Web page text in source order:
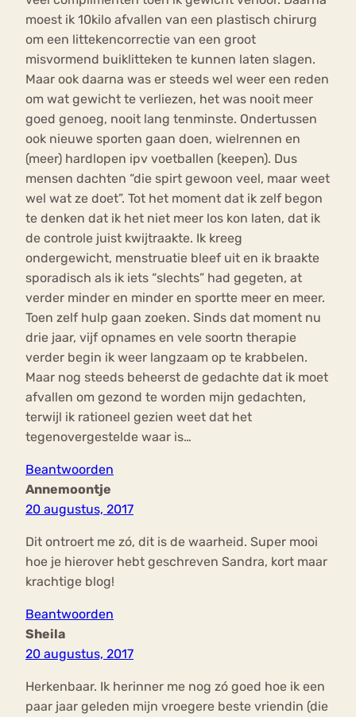
moest ik 10kilo afvallen van een plastisch chirurg
om een littekencorrectie van een groot
misvormend buiklitteken te kunnen laten slagen.
Maar ook daarna was er steeds wel weer een reden
om wat gewicht te verliezen, het was nooit meer
goed genoeg, nooit lang tenminste. Ondertussen
ook nieuwe sporten gaan doen, wielrennen en
(meer) hardlopen ipv voetballen (keepen). Dus
mensen dachten “die spirt gewoon veel, maar weet
wel wat ze doet”. Tot het moment dat ik zelf begon
te denken dat ik het niet meer los kon laten, dat ik
de controle juist kwijtraakte. Ik kreeg
ondergewicht, menstruatie bleef uit en ik braakte
sporadisch als ik iets “slechts” had gegeten, at
verder minder en minder en sportte meer en meer.
Toen zelf hulp gaan zoeken. Sinds dat moment nu
drie jaar, vijf opnames en vele soortn therapie
verder begin ik weer langzaam op te krabbelen.
Maar nog steeds beheerst de gedachte dat ik moet
afvallen om gezond te worden mijn gedachten,
terwijl ik rationeel gezien weet dat het
tegenovergestelde waar is…
Beantwoorden
Annemoontje
20 augustus, 2017
Dit ontroert me zó, dit is de waarheid. Super mooi
hoe je hierover hebt geschreven Sandra, kort maar
krachtige blog!
Beantwoorden
Sheila
20 augustus, 2017
Herkenbaar. Ik herinner me nog zó goed hoe ik een
paar jaar geleden mijn vroegere beste vriendin (die